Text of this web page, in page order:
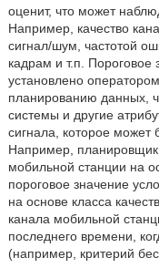
оценит, что может
Например, качество
сигнал/шум, частотой
кадрам и т.п. Пороговое
установлено
планированию данных,
системы и другие
сигнала, которое может
Например, планировщик
мобильной станции на
пороговое значение
на основе класса
канала мобильной
последнего времени,
(например, критерий